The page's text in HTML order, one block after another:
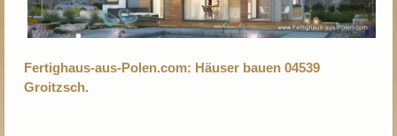
Fertighaus-aus-Polen.com: Häuser bauen 04539
Groitzsch.